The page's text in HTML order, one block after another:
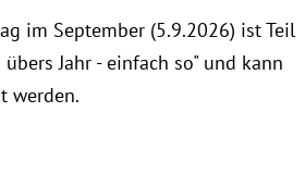
im September (5.9.2026) ist Teil
Jahr - einfach so" und kann
werden.